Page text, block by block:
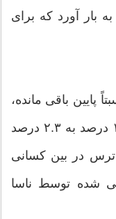
بار آورد که برای
پایین باقی مانده،
اما احتمال برخورد با زمین اخیراً از ۱ درصد به ۲.۳ درصد
ترس در بین کسانی
شده توسط ناسا